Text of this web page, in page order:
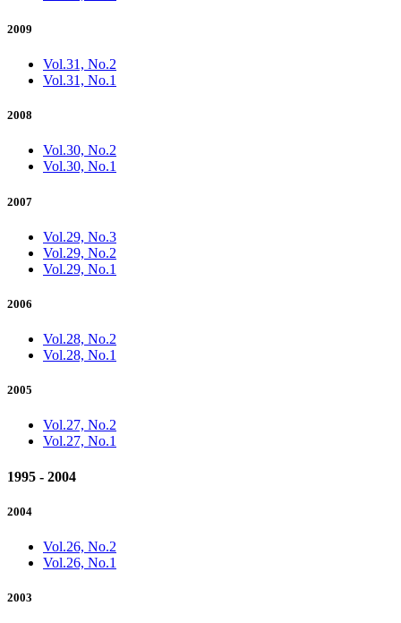
2009
Vol.31, No.2
Vol.31, No.1
2008
Vol.30, No.2
Vol.30, No.1
2007
Vol.29, No.3
Vol.29, No.2
Vol.29, No.1
2006
Vol.28, No.2
Vol.28, No.1
2005
Vol.27, No.2
Vol.27, No.1
1995 - 2004
2004
Vol.26, No.2
Vol.26, No.1
2003